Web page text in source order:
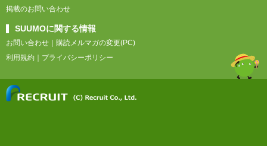
掲載のお問い合わせ
SUUMOに関する情報
お問い合わせ ｜ 購読メルマガの変更(PC)
利用規約 ｜ プライバシーポリシー